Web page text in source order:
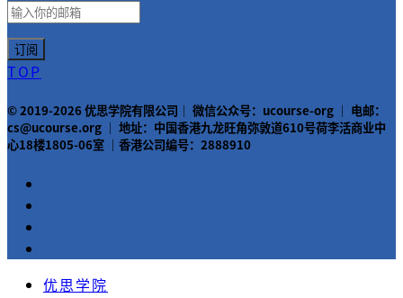
TOP
© 2019-2026 优思学院有限公司｜ 微信公众号：ucourse-org ｜ 电邮：
cs@ucourse.org ｜ 地址：中国香港九龙旺角弥敦道610号荷李活商业中
心18楼1805-06室 ｜香港公司编号：2888910
优思学院